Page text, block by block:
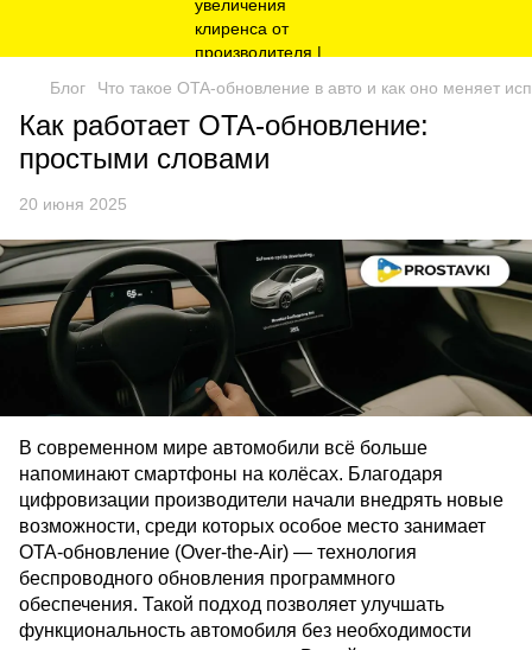
Блог Что такое OTA-обновление в авто и как оно меняет
Как работает OTA-обновление:
простыми словами
20 июня 2025
В современном мире автомобили всё больше
напоминают смартфоны на колёсах. Благодаря
цифровизации производители начали внедрять новые
возможности, среди которых особое место занимает
OTA-обновление (Over-the-Air) — технология
беспроводного обновления программного
обеспечения. Такой подход позволяет улучшать
функциональность автомобиля без необходимости